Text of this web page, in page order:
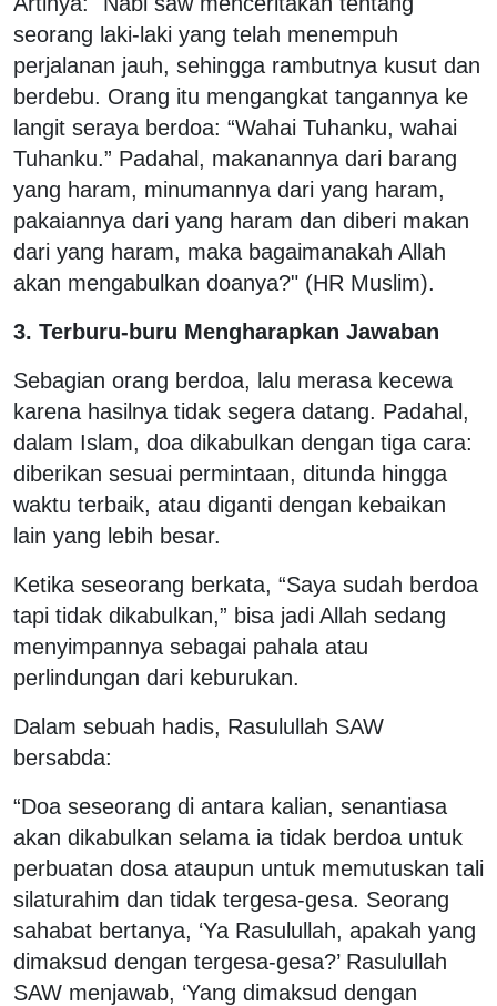
seorang laki-laki yang telah menempuh
perjalanan jauh, sehingga rambutnya kusut dan
berdebu. Orang itu mengangkat tangannya ke
langit seraya berdoa: “Wahai Tuhanku, wahai
Tuhanku.” Padahal, makanannya dari barang
yang haram, minumannya dari yang haram,
pakaiannya dari yang haram dan diberi makan
dari yang haram, maka bagaimanakah Allah
akan mengabulkan doanya?" (HR Muslim).
3. Terburu-buru Mengharapkan Jawaban
Sebagian orang berdoa, lalu merasa kecewa
karena hasilnya tidak segera datang. Padahal,
dalam Islam, doa dikabulkan dengan tiga cara:
diberikan sesuai permintaan, ditunda hingga
waktu terbaik, atau diganti dengan kebaikan
lain yang lebih besar.
Ketika seseorang berkata, “Saya sudah berdoa
tapi tidak dikabulkan,” bisa jadi Allah sedang
menyimpannya sebagai pahala atau
perlindungan dari keburukan.
Dalam sebuah hadis, Rasulullah SAW
bersabda:
“Doa seseorang di antara kalian, senantiasa
akan dikabulkan selama ia tidak berdoa untuk
perbuatan dosa ataupun untuk memutuskan tali
silaturahim dan tidak tergesa-gesa. Seorang
sahabat bertanya, ‘Ya Rasulullah, apakah yang
dimaksud dengan tergesa-gesa?’ Rasulullah
SAW menjawab, ‘Yang dimaksud dengan